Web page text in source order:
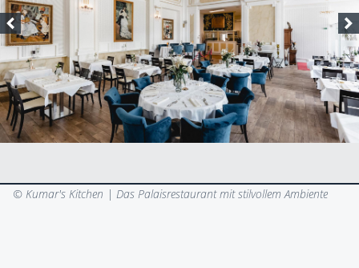
© Kumar's Kitchen | Das Palaisrestaurant mit stilvollem Ambiente